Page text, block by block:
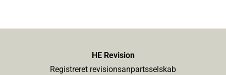
HE Revision
Registreret revisionsanpartsselskab